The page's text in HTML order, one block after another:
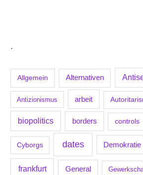
.
Allgemein Alternativen
Antizionismus arbeit
biopolitics borders controls
Cyborgs dates Demokratie
frankfurt General